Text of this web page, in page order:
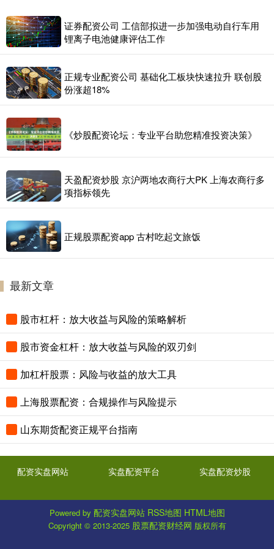
证券配资公司 工信部拟进一步加强电动自行车用
锂离子电池健康评估工作
正规专业配资公司 基础化工板块快速拉升 联创股
份涨超18%
《炒股配资论坛：专业平台助您精准投资决策》
天盈配资炒股 京沪两地农商行大PK 上海农商行多
项指标领先
正规股票配资app 古村吃起文旅饭
最新文章
股市杠杆：放大收益与风险的策略解析
股市资金杠杆：放大收益与风险的双刃剑
加杠杆股票：风险与收益的放大工具
上海股票配资：合规操作与风险提示
山东期货配资正规平台指南
配资实盘网站 实盘配资平台 实盘配资炒股
Powered by 配资实盘网站 RSS地图 HTML地图
Copyright © 2013-2025 股票配资财经网 版权所有